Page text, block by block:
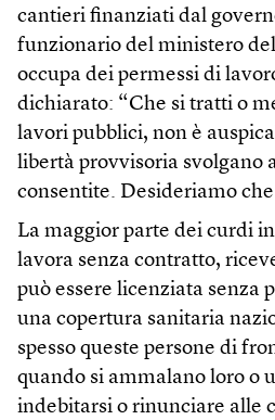
cantieri finanziati dal
funzionario del ministero
occupa dei permessi di
dichiarato: “Che si tratti o
lavori pubblici, non è
libertà provvisoria svolgano
consentite. Desideriamo che
La maggior parte dei curdi
lavora senza contratto,
può essere licenziata senza
una copertura sanitaria
spesso queste persone di
quando si ammalano loro o
indebitarsi o rinunciare alle